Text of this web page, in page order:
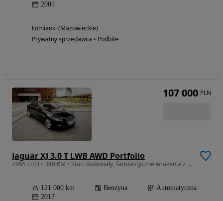
2001
Łomianki (Mazowieckie)
Prywatny sprzedawca • Podbite
Jaguar XJ 3.0 T LWB AWD Portfolio
2995 cm3 • 340 KM • Stan doskonały, fanstastyczne wrażenia z jazdy
121 000 km Benzyna
Automatyczna
2017
107 000 PLN